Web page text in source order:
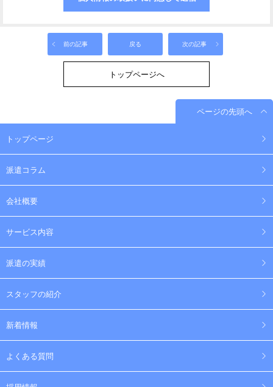
前の記事 戻る 次の記事
トップページへ
ページの先頭へ
トップページ
派遣コラム
会社概要
サービス内容
派遣の実績
スタッフの紹介
新着情報
よくある質問